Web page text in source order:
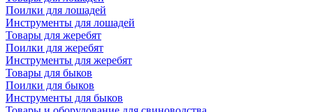
Поилки для лошадей
Инструменты для лошадей
Товары для жеребят
Поилки для жеребят
Инструменты для жеребят
Товары для быков
Поилки для быков
Инструменты для быков